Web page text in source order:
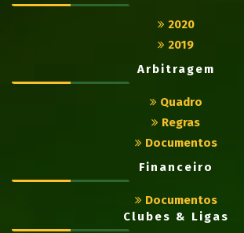
2020
2019
Arbitragem
Quadro
Regras
Documentos
Financeiro
Documentos
Clubes & Ligas